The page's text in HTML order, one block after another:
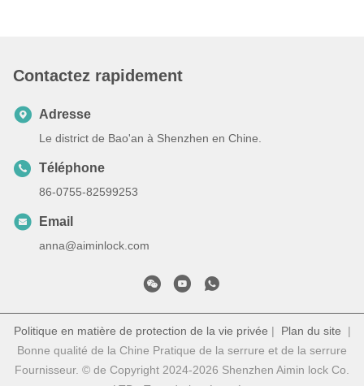
Contactez rapidement
Adresse
Le district de Bao'an à Shenzhen en Chine.
Téléphone
86-0755-82599253
Email
anna@aiminlock.com
Politique en matière de protection de la vie privée | Plan du site |
Bonne qualité de la Chine Pratique de la serrure et de la serrure
Fournisseur. © de Copyright 2024-2026 Shenzhen Aimin lock Co.